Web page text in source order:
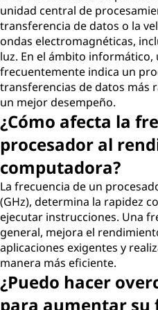
unidad central de
transferencia de datos o la
ondas electromagnéticas,
luz. En el ámbito informático,
frecuentemente indica un
transferencias de datos más
un mejor desempeño.
¿Cómo afecta la
procesador al
computadora?
La frecuencia de un
(GHz), determina la rapidez
ejecutar instrucciones. Una
general, mejora el
aplicaciones exigentes y
manera más eficiente.
¿Puedo hacer
para aumentar su